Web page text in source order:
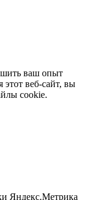
ваш опыт
веб-сайт, вы
cookie.
Яндекс.Метрика